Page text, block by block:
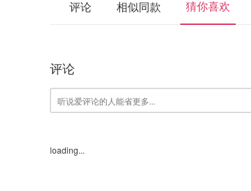
评论 相似同款 猜你喜欢
评论
loading...